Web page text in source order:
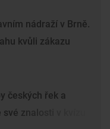
nádraží v Brně.
kvůli zákazu
českých řek a
znalosti v kvízu